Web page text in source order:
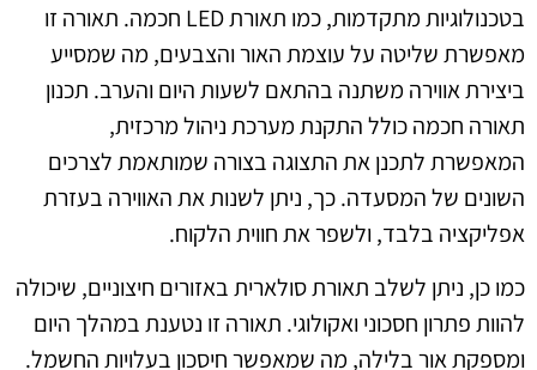
בטכנולוגיות מתקדמות, כמו תאורת LED חכמה. תאורה זו
מאפשרת שליטה על עוצמת האור והצבעים, מה שמסייע
ביצירת אווירה משתנה בהתאם לשעות היום והערב. תכנון
תאורה חכמה כולל התקנת מערכת ניהול מרכזית,
המאפשרת לתכנן את התצוגה בצורה שמותאמת לצרכים
השונים של המסעדה. כך, ניתן לשנות את האווירה בעזרת
אפליקציה בלבד, ולשפר את חווית הלקוח.
כמו כן, ניתן לשלב תאורת סולארית באזורים חיצוניים, שיכולה
להוות פתרון חסכוני ואקולוגי. תאורה זו נטענת במהלך היום
ומספקת אור בלילה, מה שמאפשר חיסכון בעלויות החשמל.